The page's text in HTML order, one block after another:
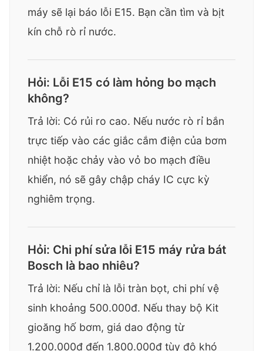
máy sẽ lại báo lỗi E15. Bạn cần tìm và bịt
kín chỗ rò rỉ nước.
Hỏi: Lỗi E15 có làm hỏng bo mạch
không?
Trả lời: Có rủi ro cao. Nếu nước rò rỉ bắn
trực tiếp vào các giắc cắm điện của bơm
nhiệt hoặc chảy vào vỏ bo mạch điều
khiển, nó sẽ gây chập cháy IC cực kỳ
nghiêm trọng.
Hỏi: Chi phí sửa lỗi E15 máy rửa bát
Bosch là bao nhiêu?
Trả lời: Nếu chỉ là lỗi tràn bọt, chi phí vệ
sinh khoảng 500.000đ. Nếu thay bộ Kit
gioăng hố bơm, giá dao động từ
1.200.000đ đến 1.800.000đ tùy độ khó